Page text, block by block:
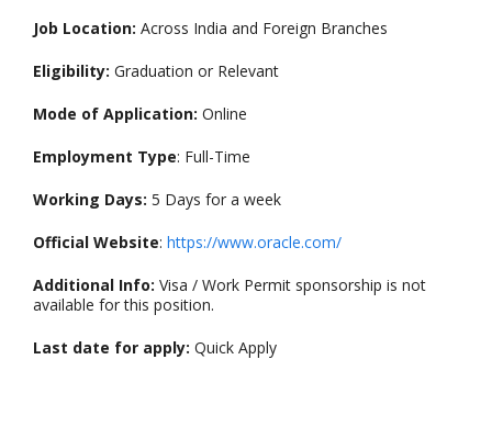
Job Location: Across India and Foreign Branches
Eligibility: Graduation or Relevant
Mode of Application: Online
Employment Type: Full-Time
Working Days: 5 Days for a week
Official Website: https://www.oracle.com/
Additional Info: Visa / Work Permit sponsorship is not
available for this position.
Last date for apply: Quick Apply